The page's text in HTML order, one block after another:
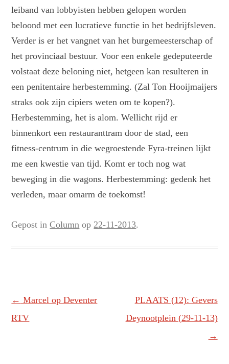
leiband van lobbyisten hebben gelopen worden
beloond met een lucratieve functie in het bedrijfsleven.
Verder is er het vangnet van het burgemeesterschap of
het provinciaal bestuur. Voor een enkele gedeputeerde
volstaat deze beloning niet, hetgeen kan resulteren in
een penitentaire herbestemming. (Zal Ton Hooijmaijers
straks ook zijn cipiers weten om te kopen?).
Herbestemming, het is alom. Wellicht rijd er
binnenkort een restauranttram door de stad, een
fitness-centrum in die wegroestende Fyra-treinen lijkt
me een kwestie van tijd. Komt er toch nog wat
beweging in die wagons. Herbestemming: gedenk het
verleden, maar omarm de toekomst!
Gepost inColumn op 22-11-2013.
Berichtnavigatie
← Marcel op Deventer
RTV
PLAATS (12): Gevers
Deynootplein (29-11-13)
→